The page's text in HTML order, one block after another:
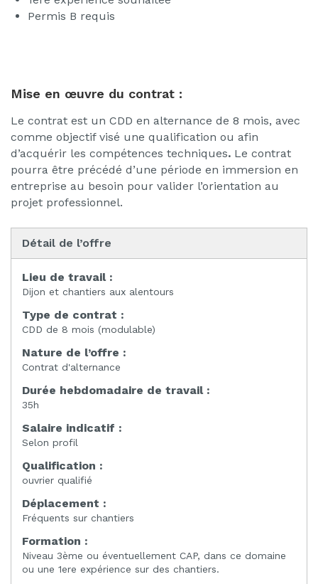
Permis B requis
Mise en œuvre du contrat :
Le contrat est un CDD en alternance de 8 mois, avec
comme objectif visé une qualification ou afin
d’acquérir les compétences techniques. Le contrat
pourra être précédé d’une période en immersion en
entreprise au besoin pour valider l’orientation au
projet professionnel.
Détail de l’offre
Lieu de travail :
Dijon et chantiers aux alentours
Type de contrat :
CDD de 8 mois (modulable)
Nature de l’offre :
Contrat d'alternance
Durée hebdomadaire de travail :
35h
Salaire indicatif :
Selon profil
Qualification :
ouvrier qualifié
Déplacement :
Fréquents sur chantiers
Formation :
Niveau 3ème ou éventuellement CAP, dans ce domaine
ou une 1ere expérience sur des chantiers.